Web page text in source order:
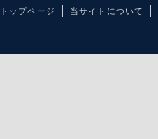
トップページ 当サイトについて